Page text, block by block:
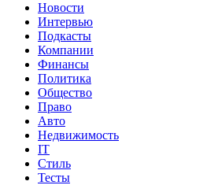
Новости
Интервью
Подкасты
Компании
Финансы
Политика
Общество
Право
Авто
Недвижимость
IT
Стиль
Тесты